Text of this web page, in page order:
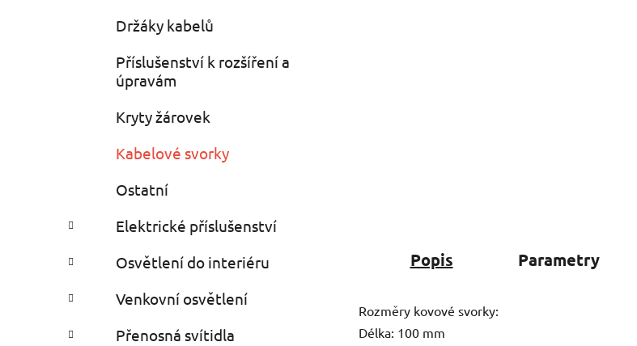
Držáky kabelů
Příslušenství k rozšíření a
úpravám
Kryty žárovek
Kabelové svorky
Ostatní
Elektrické příslušenství
Osvětlení do interiéru
Venkovní osvětlení
Přenosná svítidla
Popis Parametry
Rozměry kovové svorky:
Délka: 100 mm